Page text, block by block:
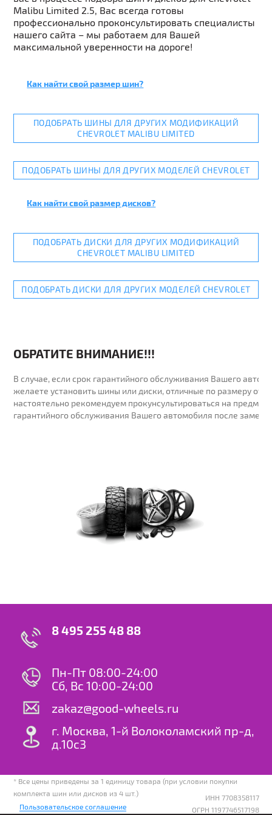
Malibu Limited 2.5, Вас всегда готовы
профессионально проконсультировать специалисты
нашего сайта – мы работаем для Вашей
максимальной уверенности на дороге!
Как найти свой размер шин?
ПОДОБРАТЬ ШИНЫ ДЛЯ ДРУГИХ МОДИФИКАЦИЙ
CHEVROLET MALIBU LIMITED
ПОДОБРАТЬ ШИНЫ ДЛЯ ДРУГИХ МОДЕЛЕЙ CHEVROLET
Как найти свой размер дисков?
ПОДОБРАТЬ ДИСКИ ДЛЯ ДРУГИХ МОДИФИКАЦИЙ
CHEVROLET MALIBU LIMITED
ПОДОБРАТЬ ДИСКИ ДЛЯ ДРУГИХ МОДЕЛЕЙ CHEVROLET
ОБРАТИТЕ ВНИМАНИЕ!!!
В случае, если срок гарантийного обслуживания Вашего
желаете установить шины или диски, отличные по размеру от
настоятельно рекомендуем прокунсультироваться на предмет
гарантийного обслуживания Вашего автомобиля после
8 495 255 48 88
Пн-Пт 08:00-24:00
Сб, Вс 10:00-24:00
zakaz@good-wheels.ru
г. Москва, 1-й Волоколамский пр-д,
д.10с3
* Все цены приведены за 1 единицу товара (при условии покупки
комплекта шин или дисков из 4 шт.)
Пользовательское соглашение
ИНН 7708358117
ОГРН 1197746517198